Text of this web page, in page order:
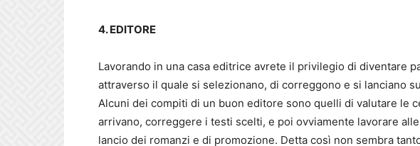
4. EDITORE
Lavorando in una casa editrice avrete il privilegio di diventare
attraverso il quale si selezionano, di correggono e si lanciano
Alcuni dei compiti di un buon editore sono quelli di valutare le
arrivano, correggere i testi scelti, e poi ovviamente lavorare
lancio dei romanzi e di promozione. Detta così non sembra